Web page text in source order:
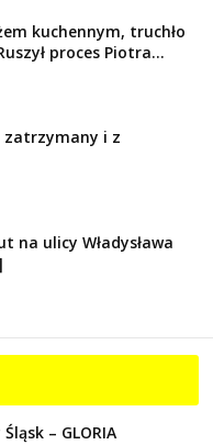
kuchennym, truchło
proces Piotra...
zatrzymany i z
na ulicy Władysława
– GLORIA